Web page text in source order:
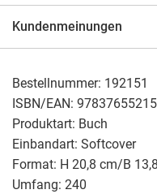
Bestellnummer: 192151
ISBN/EAN:
Produktart: Buch
Einbandart: Softcover
Format: H 20,8 cm/B
Umfang: 240
Kundenmeinungen